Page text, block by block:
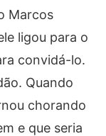
Marcos
ligou para o
convidá-lo.
Quando
chorando
e que seria